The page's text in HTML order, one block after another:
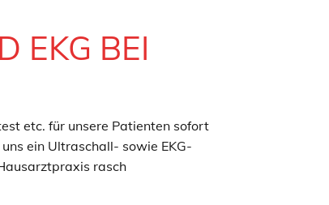
EKG BEI
etc. für unsere Patienten sofort
ein Ultraschall- sowie EKG-
rasch